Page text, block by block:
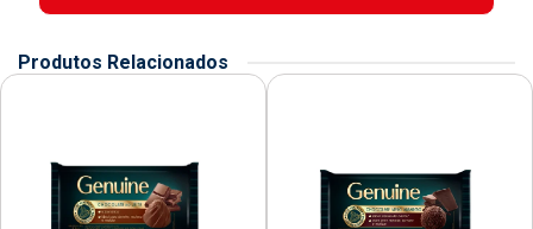
Produtos Relacionados